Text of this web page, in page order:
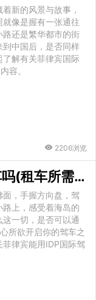
新的风景与故事，
像是握有一张通往
还是繁华都市的街
中国后，是否同样
解有关菲律宾国际
容。
2206浏览
菲律宾能用IDP国际驾照租车吗(租车所需材料)
，手握方向盘，驾
上，感受着海岛的
一切，是否可以通
所欲开启你的驾车之
律宾能用IDP国际驾